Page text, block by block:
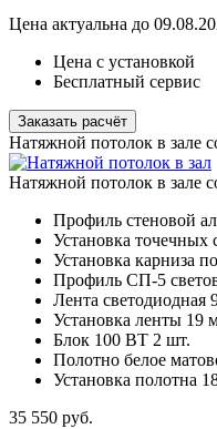
Цена актуальна до
Цена с установкой
Бесплатный сервис
Заказать расчёт
Натяжной потолок в зале
Натяжной потолок в зале
Профиль стеновой
Установка точечных
Установка карниза
Профиль СП-5
Лента светодиодная
Установка ленты 19
Блок 100 ВТ 2 шт.
Полотно белое
Установка полотна
35 550 руб.